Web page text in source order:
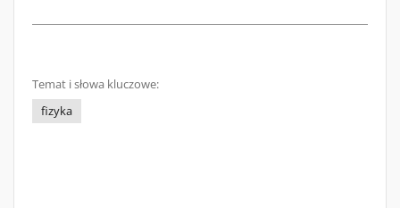
Temat i słowa kluczowe:
fizyka